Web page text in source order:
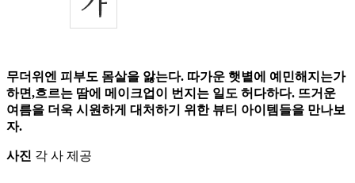
무더위엔 피부도 몸살을 앓는다. 따가운 햇볕에 예민해지는가
하면,흐르는 땀에 메이크업이 번지는 일도 허다하다. 뜨거운
여름을 더욱 시원하게 대처하기 위한 뷰티 아이템들을 만나보
자.
사진 각 사 제공